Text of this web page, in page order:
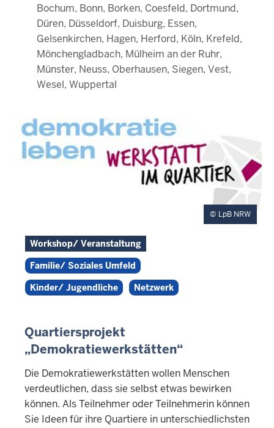
Bochum Bonn Borken Coesfeld Dortmund
Düren Düsseldorf Duisburg Essen
Gelsenkirchen Hagen Herford Köln Krefeld
Mönchengladbach Mülheim an der Ruhr
Münster Neuss Oberhausen Siegen Vest
Wesel Wuppertal
LpB NRW
Workshop/ Veranstaltung
Familie/ Soziales Umfeld
Kinder/ Jugendliche
Netzwerk
Quartiersprojekt
„Demokratiewerkstätten“
Die Demokratiewerkstätten wollen Menschen
verdeutlichen, dass sie selbst etwas bewirken
können. Als Teilnehmer oder Teilnehmerin können
Sie Ideen für ihre Quartiere in unterschiedlichsten